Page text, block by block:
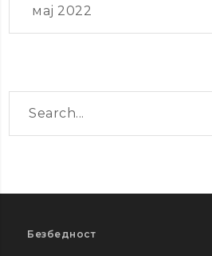
Безбедност